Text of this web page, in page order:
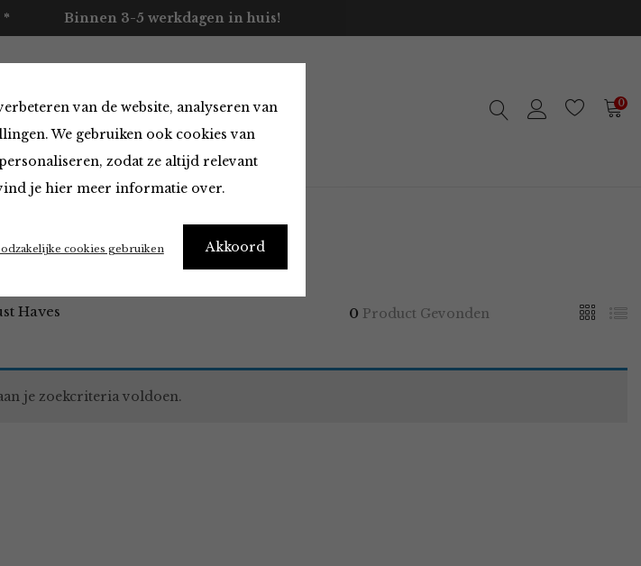
van de website, analyseren van
We gebruiken ook cookies van
zodat ze altijd relevant
je hier meer informatie over.
Akkoord
cookies gebruiken
* Binnen 3-5 werkdagen in huis!
Over ons Contact 0
Haves 0 Product Gevonden
je zoekcriteria voldoen.